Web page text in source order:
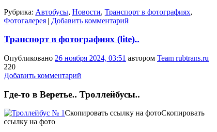
Рубрика: Автобусы, Новости, Транспорт в фотографиях,
Фотогалерея | Добавить комментарий
Транспорт в фотографиях (lite)..
Опубликовано 26 ноября 2024, 03:51 автором Team rubtrans.ru
220
Добавить комментарий
Где-то в Веретье.. Троллейбусы..
Скопировать ссылку на фотоСкопировать
ссылку на фото